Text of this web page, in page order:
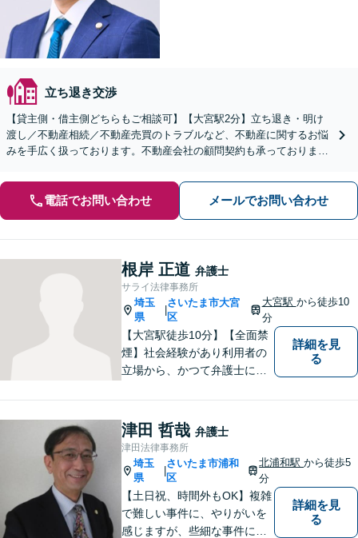
立ち退き交渉
【貸主側・借主側どちらもご相談可】【大宮駅2分】立ち退き・明け
渡し／不動産相続／不動産売買のトラブルなど、不動産に関するお悩
みを手広く扱っております。不動産会社の顧問契約も承っておりま
電話でお問い合わせ メールでお問い合わせ
根岸 正道 弁護士
サライ法律事務所
埼玉
県
|
さいたま市大宮
区
大宮駅 から徒歩10
分
【大宮駅徒歩10分】【全面禁
煙】社会経験があり利用者の
立場から、かつて弁護士に相
ります。 どのようにしたら、
敷居を低くできるか、緊張せ
ずに、リラックスして頂ける
か、なごやかな雰囲気作りを
常に心掛けています。
詳細を見
る
津田 哲哉 弁護士
津田法律事務所
埼玉
県
|
さいたま市浦和
区
北浦和駅から徒歩5
分
【土日祝、時間外もOK】複雑
で難しい事件に、やりがいを
感じますが、些細な事件にも
詳細を見
る